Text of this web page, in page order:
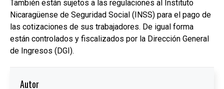
También están sujetos a las regulaciones al Instituto
Nicaragüense de Seguridad Social (INSS) para el pago de
las cotizaciones de sus trabajadores. De igual forma
están controlados y fiscalizados por la Dirección General
de Ingresos (DGI).
Autor